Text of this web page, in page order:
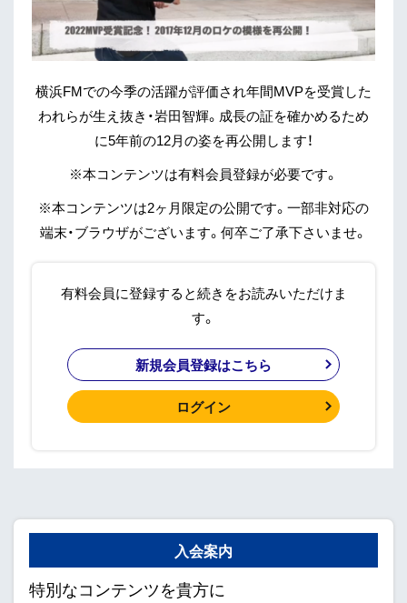
横浜FMでの今季の活躍が評価され年間MVPを受賞した
われらが生え抜き・岩田智輝。成長の証を確かめるため
に5年前の12月の姿を再公開します！
※本コンテンツは有料会員登録が必要です。
※本コンテンツは2ヶ月限定の公開です。一部非対応の
端末・ブラウザがございます。何卒ご了承下さいませ。
有料会員に登録すると続きをお読みいただけま
す。
新規会員登録はこちら
ログイン
入会案内
特別なコンテンツを貴方に